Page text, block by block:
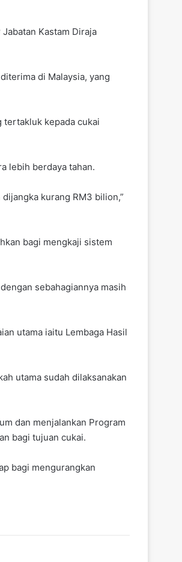
Kastam Diraja
di Malaysia, yang
tertakluk kepada cukai
lebih berdaya tahan.
kurang RM3 bilion,”
bagi mengkaji sistem
sebahagiannya masih
utama iaitu Lembaga Hasil
utama sudah dilaksanakan
dan menjalankan Program
bagi tujuan cukai.
bagi mengurangkan